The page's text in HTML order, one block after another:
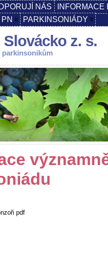
NÁS
PARKINSONIÁDY
z. s.
pdf